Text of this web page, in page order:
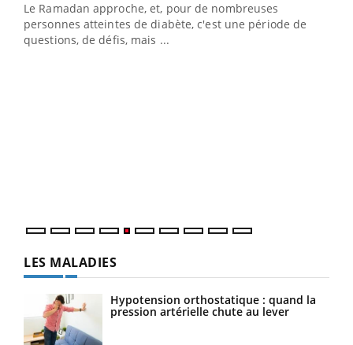
Le Ramadan approche, et, pour de nombreuses
personnes atteintes de diabète, c'est une période de
questions, de défis, mais ...
LES MALADIES
Hypotension orthostatique : quand la
pression artérielle chute au lever